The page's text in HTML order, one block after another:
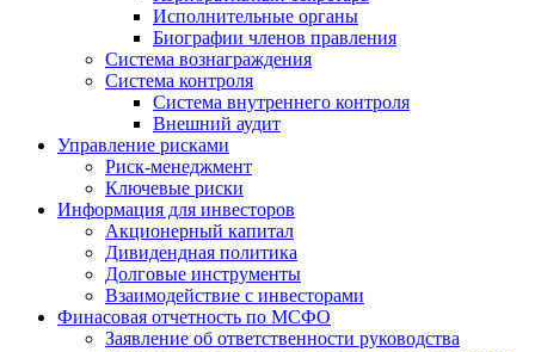
Исполнительные органы
Биографии членов правления
Система вознаграждения
Система контроля
Система внутреннего контроля
Внешний аудит
Управление рисками
Риск-менеджмент
Ключевые риски
Информация для инвесторов
Акционерный капитал
Дивидендная политика
Долговые инструменты
Взаимодействие с инвеcторами
Финасовая отчетность по МСФО
Заявление об ответственности руководства